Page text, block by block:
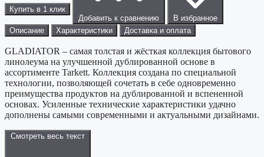
Купить в 1 клик
Добавить к сравнению
В избранное
Описание
Характеристики Доставка и оплата
GLADIATOR – самая толстая и жёсткая коллекция бытового
линолеума на улучшенной дублированной основе в
ассортименте Tarkett. Коллекция создана по специальной
технологии, позволяющей сочетать в себе одновременно
преимущества продуктов на дублированной и вспененной
основах. Усиленные технические характеристики удачно
дополнены самыми современными и актуальными дизайнами.
Смотреть весь текст